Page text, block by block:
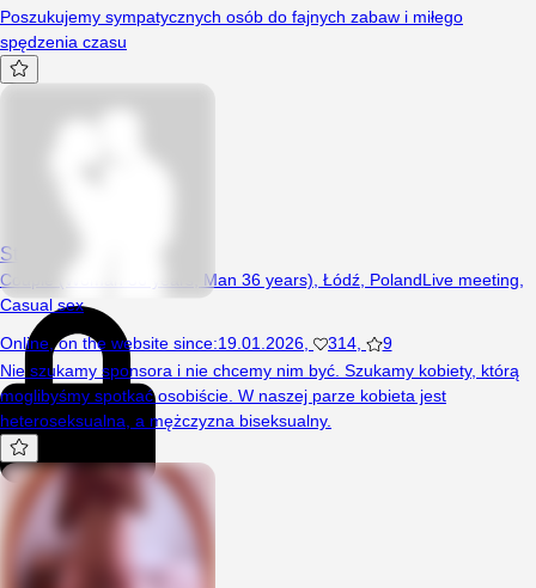
Poszukujemy sympatycznych osób do fajnych zabaw i miłego
spędzenia czasu
Studenci1989
Couple (Woman 36 years, Man 36 years), Łódź, PolandLive meeting
Casual sex
Online ,on the website since:19.01.2026 314
9
Nie szukamy sponsora i nie chcemy nim być. Szukamy kobiety, którą
moglibyśmy spotkać osobiście. W naszej parze kobieta jest
heteroseksualna, a mężczyzna biseksualny.